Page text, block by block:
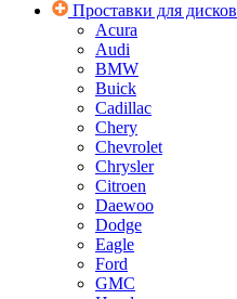
Проставки для дисков
Acura
Audi
BMW
Buick
Cadillac
Chery
Chevrolet
Chrysler
Citroen
Daewoo
Dodge
Eagle
Ford
GMC